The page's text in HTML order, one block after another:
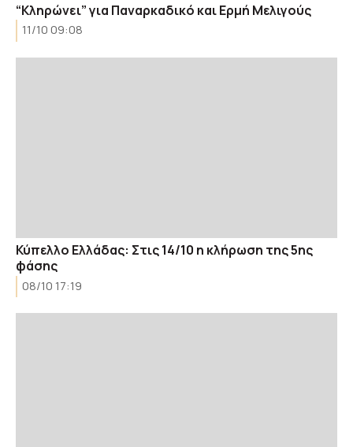
“Κληρώνει” για Παναρκαδικό και Ερμή Μελιγούς
11/10 09:08
Κύπελλο Ελλάδας: Στις 14/10 η κλήρωση της 5ης
φάσης
08/10 17:19